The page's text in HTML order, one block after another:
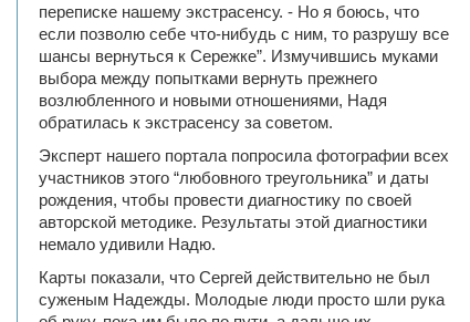
переписке нашему экстрасенсу. - Но я боюсь, что
если позволю себе что-нибудь с ним, то разрушу все
шансы вернуться к Сережке”. Измучившись муками
выбора между попытками вернуть прежнего
возлюбленного и новыми отношениями, Надя
обратилась к экстрасенсу за советом.
Эксперт нашего портала попросила фотографии всех
участников этого “любовного треугольника” и даты
рождения, чтобы провести диагностику по своей
авторской методике. Результаты этой диагностики
немало удивили Надю.
Карты показали, что Сергей действительно не был
суженым Надежды. Молодые люди просто шли рука